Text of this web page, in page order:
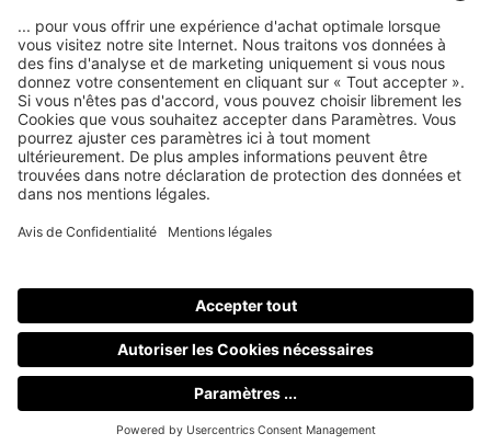
Mentions légales
nubert sur le web
Modes de paiement
Tous les prix incluent la TVA, plus les fraisd'expédition
éventuels frais de livraison, sauf indication contraire.